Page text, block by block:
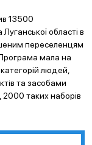
13500
області в
переселенцям
мала на
людей,
та засобами
2000 таких наборів